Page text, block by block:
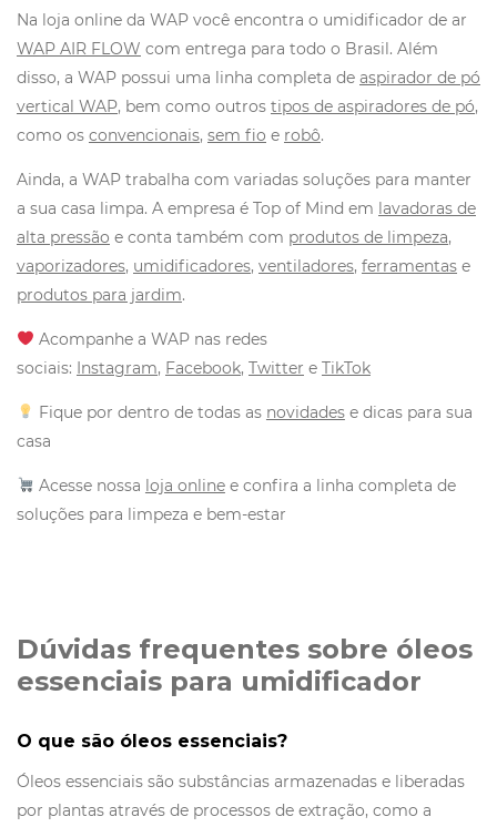
Na loja online da WAP você encontra o umidificador de ar
WAP AIR FLOW com entrega para todo o Brasil. Além
disso, a WAP possui uma linha completa de aspirador de pó
vertical WAP, bem como outros tipos de aspiradores de pó,
como os convencionais, sem fio e robô.
Ainda, a WAP trabalha com variadas soluções para manter
a sua casa limpa. A empresa é Top of Mind em lavadoras de
alta pressão e conta também com produtos de limpeza,
vaporizadores, umidificadores, ventiladores, ferramentas e
produtos para jardim.
Acompanhe a WAP nas redes
sociais: Instagram, Facebook, Twitter e TikTok
Fique por dentro de todas as novidadese dicas para sua
casa
Acesse nossa loja onlinee confira a linha completa de
soluções para limpeza e bem-estar
Dúvidas frequentes sobre óleos
essenciais para umidificador
O que são óleos essenciais?
Óleos essenciais são substâncias armazenadas e liberadas
por plantas através de processos de extração, como a